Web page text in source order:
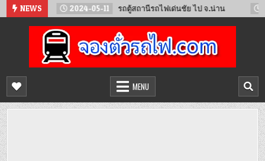
Skip NEWS
2024-05-11 รถตู้สถานีรถไฟเด่นชัย ไป จ.น่าน 2024-02-23
จองตั๋วรถไฟออนไลน์
จำหน่ายตั๋วรถไฟล่วงหน้า จองได้ 24 ชั่วโมง
MENU